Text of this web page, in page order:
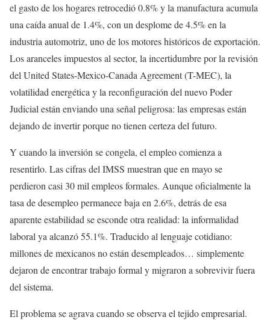
el gasto de los hogares retrocedió 0.8% y la manufactura acumula
una caída anual de 1.4%, con un desplome de 4.5% en la
industria automotriz, uno de los motores históricos de exportación.
Los aranceles impuestos al sector, la incertidumbre por la revisión
del United States-Mexico-Canada Agreement (T-MEC), la
volatilidad energética y la reconfiguración del nuevo Poder
Judicial están enviando una señal peligrosa: las empresas están
dejando de invertir porque no tienen certeza del futuro.
Y cuando la inversión se congela, el empleo comienza a
resentirlo. Las cifras del IMSS muestran que en mayo se
perdieron casi 30 mil empleos formales. Aunque oficialmente la
tasa de desempleo permanece baja en 2.6%, detrás de esa
aparente estabilidad se esconde otra realidad: la informalidad
laboral ya alcanzó 55.1%. Traducido al lenguaje cotidiano:
millones de mexicanos no están desempleados… simplemente
dejaron de encontrar trabajo formal y migraron a sobrevivir fuera
del sistema.
El problema se agrava cuando se observa el tejido empresarial.